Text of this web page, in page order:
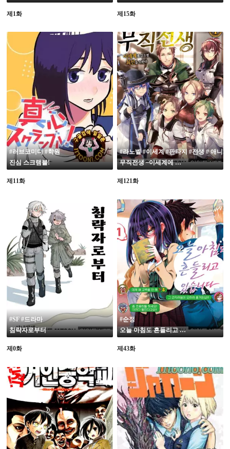
제1화 제15화
#러브코미디 #학원
진심 스크램블!
제11화
#라노벨 #이세계 #판타지 #전생 # 애니화
무직전생 ~이세계에 갔으면 최선을 다한다~
제121화
#SF #드라마
침략자로부터
제0화
#순정
오늘 아침도 흔들리고 있습니다
제43화
19